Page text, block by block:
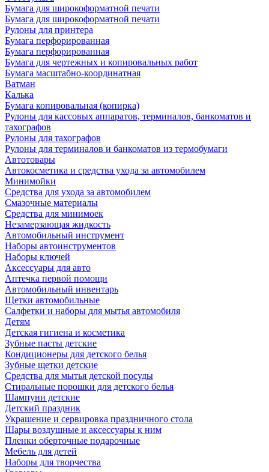
Бумага для широкоформатной печати
Бумага для широкоформатной печати
Рулоны для принтера
Бумага перфорированная
Бумага перфорированная
Бумага для чертежных и копировальных работ
Бумага масштабно-координатная
Ватман
Калька
Бумага копировальная (копирка)
Рулоны для кассовых аппаратов, терминалов, банкоматов и
тахографов
Рулоны для тахографов
Рулоны для терминалов и банкоматов из термобумаги
Автотовары
Автокосметика и средства ухода за автомобилем
Минимойки
Средства для ухода за автомобилем
Смазочные материалы
Средства для минимоек
Незамерзающая жидкость
Автомобильный инструмент
Наборы автоинструментов
Наборы ключей
Аксессуары для авто
Аптечка первой помощи
Автомобильный инвентарь
Щетки автомобильные
Салфетки и наборы для мытья автомобиля
Детям
Детская гигиена и косметика
Зубные пасты детские
Кондиционеры для детского белья
Зубные щетки детские
Средства для мытья детской посуды
Стиральные порошки для детского белья
Шампуни детские
Детский праздник
Украшение и сервировка праздничного стола
Шары воздушные и аксессуары к ним
Пленки оберточные подарочные
Мебель для детей
Наборы для творчества